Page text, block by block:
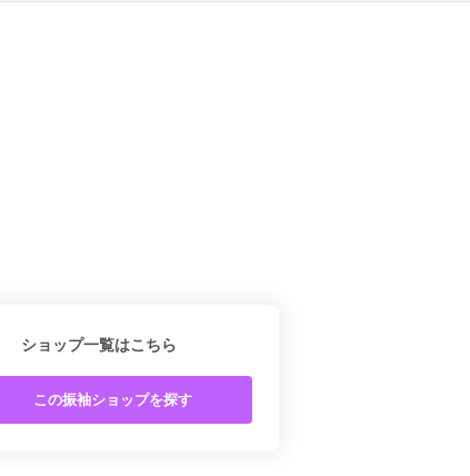
ショップ一覧はこちら
この振袖ショップを探す